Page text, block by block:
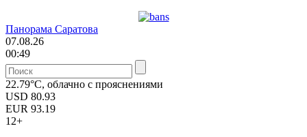
Панорама Саратова
07.08.26
00:49
22.79°C, облачно с прояснениями
USD 80.93
EUR 93.19
12+